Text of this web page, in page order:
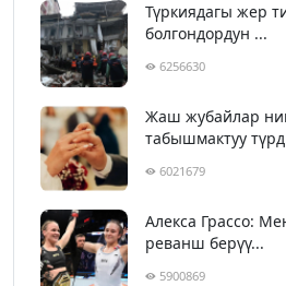
Түркиядагы жер
болгондордун ...
6256630
Жаш жубайлар
табышмактуу
6021679
Алекса Грассо:
реванш берүү...
5900869